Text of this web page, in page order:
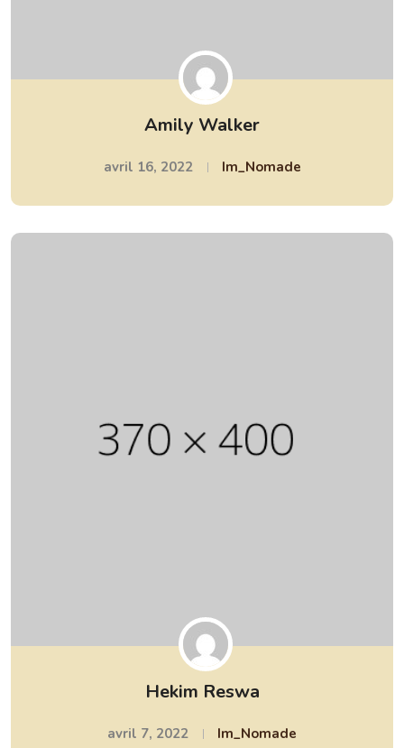
Amily Walker
avril 16, 2022 Im_Nomade
Hekim Reswa
avril 7, 2022 Im_Nomade